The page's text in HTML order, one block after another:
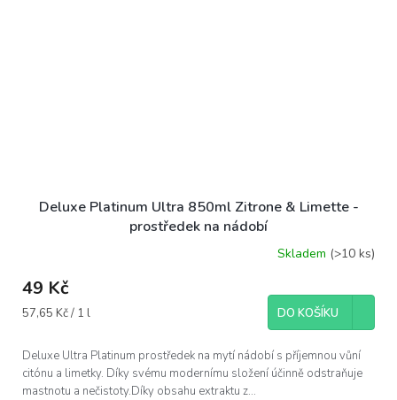
Deluxe Platinum Ultra 850ml Zitrone & Limette -
prostředek na nádobí
Skladem (>10 ks)
49 Kč
Měrná
57,65 Kč / 1 l DO KOŠÍKU
Deluxe Ultra Platinum prostředek na mytí nádobí s příjemnou vůní
citónu a limetky. Díky svému modernímu složení účinně odstraňuje
mastnotu a nečistoty.Díky obsahu extraktu z...